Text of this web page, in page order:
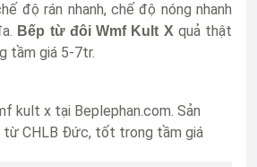
độ rán nhanh, chế độ nóng nhanh
Bếp từ đôi Wmf Kult Xquả thật
tầm giá 5-7tr.